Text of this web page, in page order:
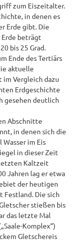
zum Eiszeitalter.
in denen es
Erde gibt. Die
beträgt
bis 25 Grad.
Ende des Tertiärs
aktuelle
Vergleich dazu
Erdgeschichte
gesehen deutlich
Abschnitte
in denen sich die
im Eis
in dieser Zeit
Kaltzeit
Jahren lag er etwa
der heutigen
Festland. Die sich
stießen bis
das letzte Mal
Komplex“)
Gletschereis